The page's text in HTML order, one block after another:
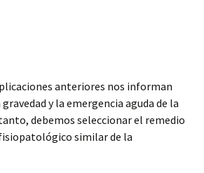
anteriores nos informan
y la emergencia aguda de la
debemos seleccionar el remedio
similar de la